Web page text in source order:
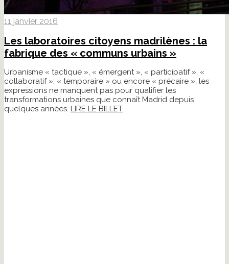
11 janvier 2016
Les laboratoires citoyens madrilènes : la
fabrique des « communs urbains »
Urbanisme « tactique », « émergent », « participatif », «
collaboratif », « temporaire » ou encore « précaire », les
expressions ne manquent pas pour qualifier les
transformations urbaines que connaît Madrid depuis
quelques années. LIRE LE BILLET